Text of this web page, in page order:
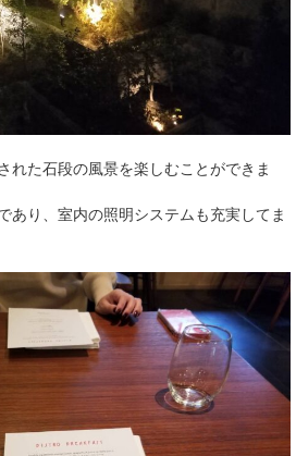
れた石段の風景を楽しむことができま
あり、室内の照明システムも充実してま